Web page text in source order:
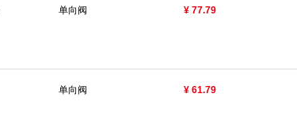
单向阀 ¥ 77.79
单向阀 ¥ 61.79